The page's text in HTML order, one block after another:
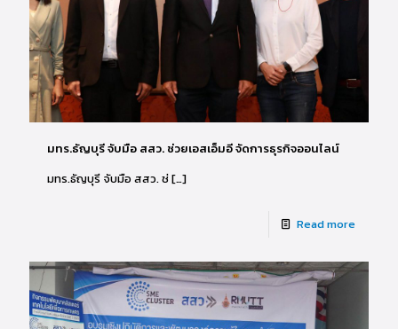
มทร.ธัญบุรี จับมือ สสว. ช่วยเอสเอ็มอี จัดการธุรกิจออนไลน์
มทร.ธัญบุรี จับมือ สสว. ช่[…]
Read more